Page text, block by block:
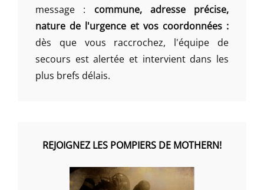
message : commune, adresse précise,
nature de l'urgence et vos coordonnées :
dès que vous raccrochez, l'équipe de
secours est alertée et intervient dans les
plus brefs délais.
REJOIGNEZ LES POMPIERS DE MOTHERN!